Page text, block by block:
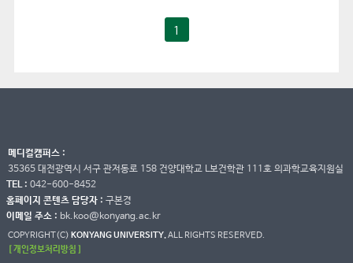
1
메디컬캠퍼스 :
35365 대전광역시 서구 관저동로 158 건양대학교 L보건학관 111호 의과학교육지원실
TEL : 042-600-8452
홈페이지 콘텐츠 담당자 : 구본경
이메일 주소 : bk.koo@konyang.ac.kr
COPYRIGHT(C) KONYANG UNIVERSITY.ALL RIGHTS RESERVED.
[ 개인정보처리방침 ]